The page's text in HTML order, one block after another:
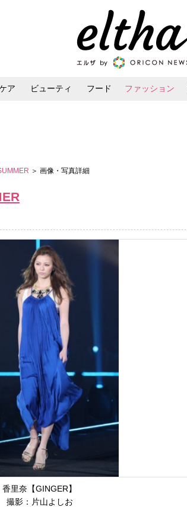
ア ビューティ フード ファッション
＞ 画像・写真詳細
香里奈【GINGER】
撮影：片山よしお